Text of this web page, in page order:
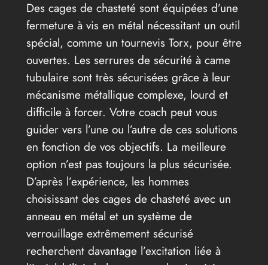
Des cages de chasteté sont équipées d’une
fermeture à vis en métal nécessitant un outil
spécial, comme un tournevis Torx, pour être
ouvertes. Les serrures de sécurité à came
tubulaire sont très sécurisées grâce à leur
mécanisme métallique complexe, lourd et
difficile à forcer. Votre coach peut vous
guider vers l’une ou l’autre de ces solutions
en fonction de vos objectifs. La meilleure
option n’est pas toujours la plus sécurisée.
D’après l’expérience, les hommes
choisissant des cages de chasteté avec un
anneau en métal et un système de
verrouillage extrêmement sécurisé
recherchent davantage l’excitation liée à